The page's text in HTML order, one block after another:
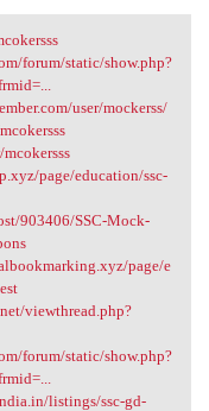
forum/static/show.php?
user/mockerss/
page/education/ssc-
903406/SSC-Mock-
page/e
viewthread.php?
forum/static/show.php?
listings/ssc-gd-